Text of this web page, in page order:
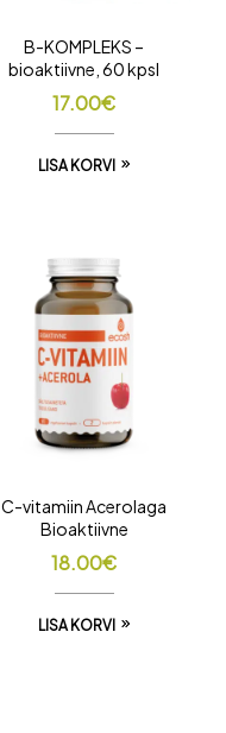
B-KOMPLEKS –
bioaktiivne, 60 kpsl
17.00€
LISA KORVI
C-vitamiin Acerolaga
Bioaktiivne
18.00€
LISA KORVI